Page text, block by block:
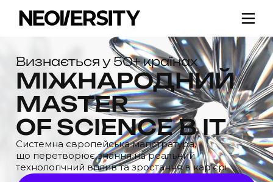
Визнається у 50+ країнах
МІЖНАРОДНИЙ
MASTER
OF SCIENCEВ ІТ
Системна європейська магістратура,
що перетворюєзнання на реальний
технологічний вплив та зростання в кар’єрі